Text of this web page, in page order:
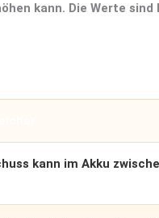
kann. Die Werte
kann im Akku